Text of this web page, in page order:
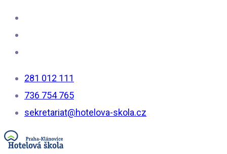
281 012 111
736 754 765
sekretariat@hotelova-skola.cz